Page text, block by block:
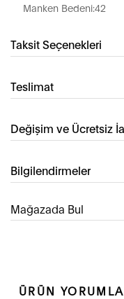
Manken Bedeni:42
Taksit Seçenekleri
Teslimat
Değişim ve Ücretsiz
Bilgilendirmeler
Mağazada Bul
ÜRÜN